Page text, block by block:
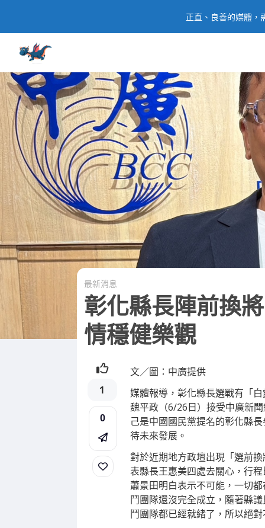
正直、良善的媒體，
最新消息
彰化縣長陣前換
情穩健樂觀
1
0
文／圖：中廣提供
媒體報導，彰化縣長選戰有「
魏平政（6/26日）接受中廣新
己是中國國民黨提名的彰化縣
待未來發展。
對於近期地方政壇出現「選前
表縣長王惠美四處去關心，行
蕭景田明白表示不可能，一切
鬥團隊還沒完全成立，隨著縣
鬥團隊都已經就緒了，所以絕